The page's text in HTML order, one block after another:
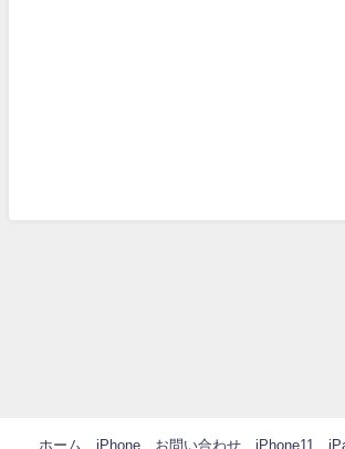
ホーム iPhone お問い合わせ iPhone11